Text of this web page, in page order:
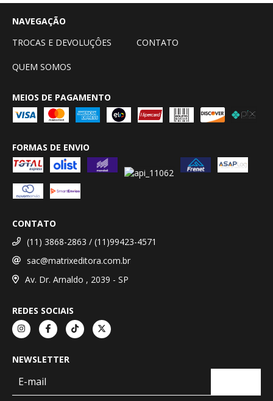
NAVEGAÇÃO
TROCAS E DEVOLUÇÔES
CONTATO
QUEM SOMOS
MEIOS DE PAGAMENTO
FORMAS DE ENVIO
CONTATO
(11) 3868-2863 / (11)99423-4571
sac@matrixeditora.com.br
Av. Dr. Arnaldo , 2039 - SP
REDES SOCIAIS
NEWSLETTER